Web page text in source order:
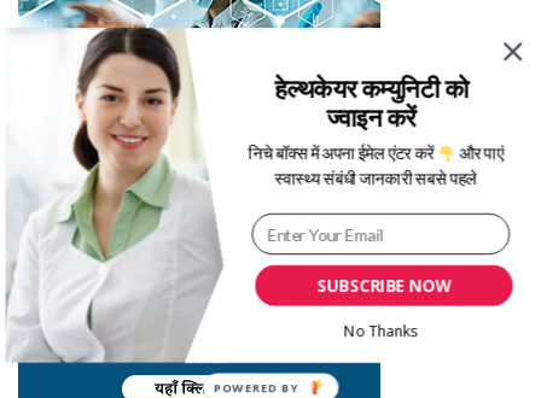
SUBSCRIBE NOW
हेल्थकेयर कम्युनिटी को
ज्वाइन करें
निचे बॉक्स में अपना ईमेल एंटर करें
और पाएं
स्वास्थ्य संबंधी जानकारी सबसे पहले
No Thanks
POWERED BY